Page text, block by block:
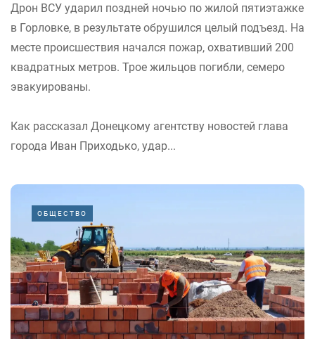
Дрон ВСУ ударил поздней ночью по жилой пятиэтажке
в Горловке, в результате обрушился целый подъезд. На
месте происшествия начался пожар, охвативший 200
квадратных метров. Трое жильцов погибли, семеро
эвакуированы.
Как рассказал Донецкому агентству новостей глава
города Иван Приходько, удар...
ОБЩЕСТВО